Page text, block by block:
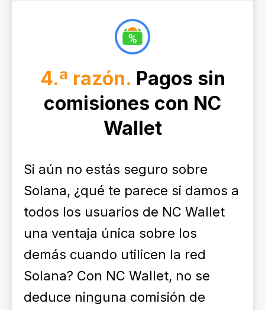
4.ª razón. Pagos sin
comisiones con NC
Wallet
Si aún no estás seguro sobre
Solana, ¿qué te parece si damos a
todos los usuarios de NC Wallet
una ventaja única sobre los
demás cuando utilicen la red
Solana? Con NC Wallet, no se
deduce ninguna comisión de